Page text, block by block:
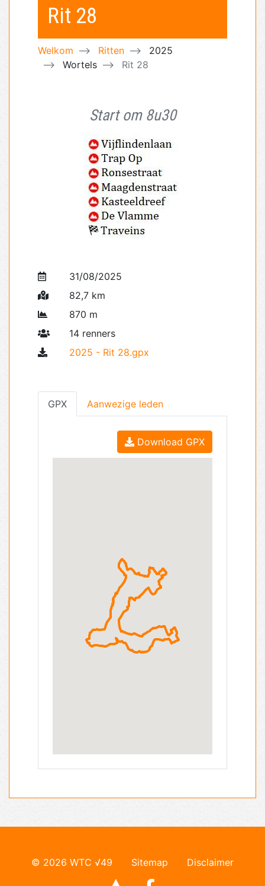
Rit 28
Welkom Ritten
2025
Wortels
Rit 28
Start om 8u30
31/08/2025
82,7 km
870 m
14 renners
2025 - Rit 28.gpx
GPX Aanwezige leden
Download GPX
© 2026 WTC √49 Sitemap Disclaimer